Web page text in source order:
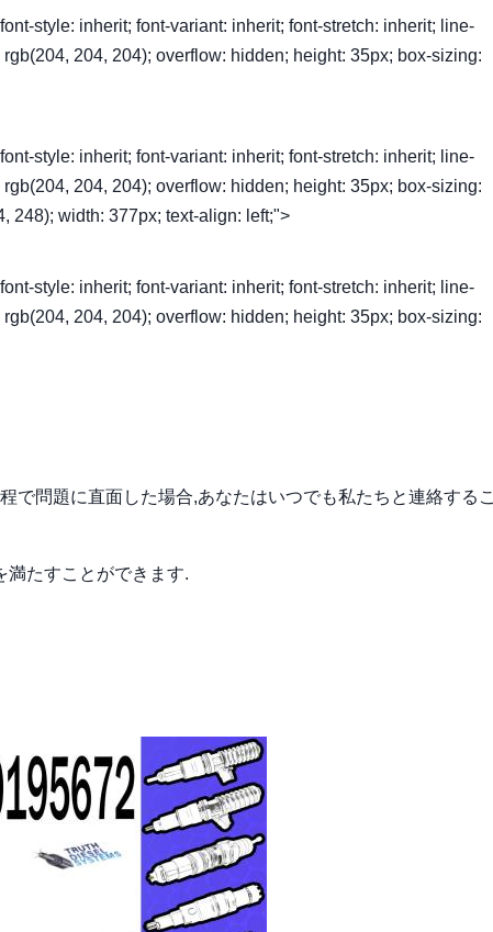
style: inherit; font-variant: inherit; font-stretch: inherit; line-
204, 204); overflow: hidden; height: 35px; box-sizing:
style: inherit; font-variant: inherit; font-stretch: inherit; line-
204, 204); overflow: hidden; height: 35px; box-sizing:
248); width: 377px; text-align: left;">
style: inherit; font-variant: inherit; font-stretch: inherit; line-
204, 204); overflow: hidden; height: 35px; box-sizing:
で問題に直面した場合,あなたはいつでも私たちと連絡するこ
満たすことができます.